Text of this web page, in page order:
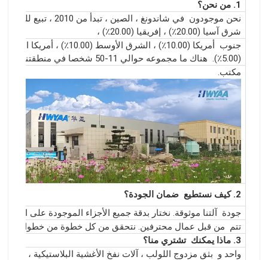
1. من نحن؟
نحن موجودون في شاندونغ ، الصين ، تبدأ من 2010 ، تبيع للسوق المحلي (30.00٪) ،
شرق آسيا (20.00٪) ، إفريقيا (20.00٪) ،
جنوب
(5.00٪).
هناك ما مجموعه حوالي 11-50 شخصا في منطقتنا
مكتب.
2. كيف نستطيع
ضمان الجودة؟
جودة آلتنا موثوقة. نختار بدقة جميع الأجزاء الموجودة على الجهاز
تتم
من قبل عمال محترفين. نتحقق من كل خطوة من خطوات
3. ماذا يمكنك
تشتري منا؟
واحد و بثق مزدوج اللولب ، آلات نفخ الأغشية البلاستيكية ، إنتاج